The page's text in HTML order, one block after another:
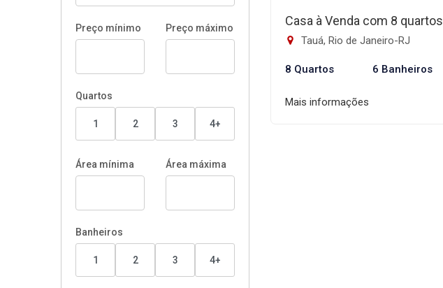
Preço mínimo Preço máximo
Quartos
1 2 3 4+
Área mínima Área máxima
Banheiros
1 2 3 4+
Casa à Venda com 8 quartos
Tauá, Rio de Janeiro-RJ
8 Quartos 6 Banheiros
Mais informações